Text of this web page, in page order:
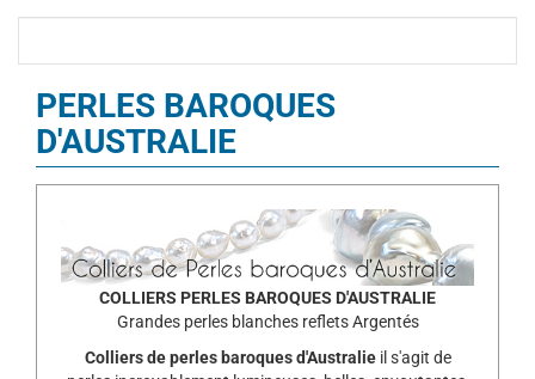
PERLES BAROQUES
D'AUSTRALIE
COLLIERS PERLES BAROQUES D'AUSTRALIE
Grandes perles blanches reflets Argentés
Colliers de perles baroques d'Australieil s'agit de